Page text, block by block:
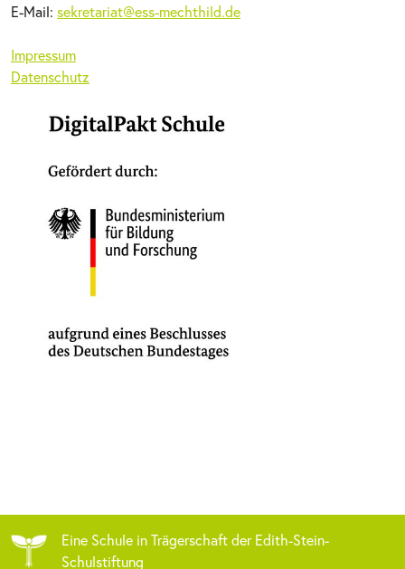
E-Mail: sekretariat@ess-mechthild.de
Impressum
Datenschutz
Eine Schule in Trägerschaft der Edith-Stein-
Schulstiftung